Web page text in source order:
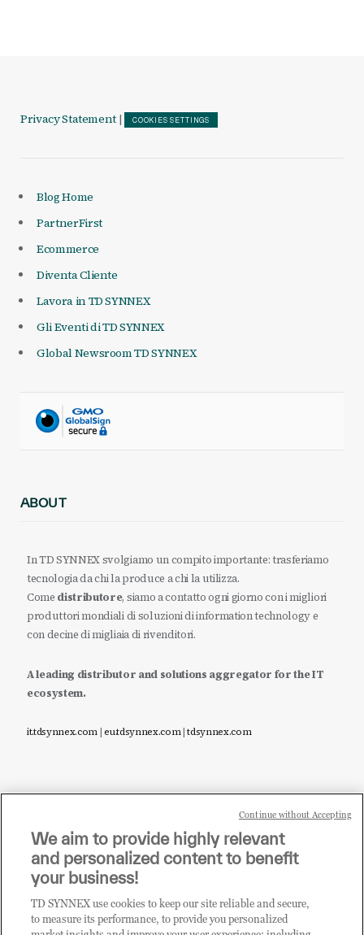
Privacy Statement | COOKIES SETTINGS
Blog Home
PartnerFirst
Ecommerce
Diventa Cliente
Lavora in TD SYNNEX
Gli Eventi di TD SYNNEX
Global Newsroom TD SYNNEX
ABOUT
In TD SYNNEX svolgiamo un compito importante: trasferiamo
tecnologia da chi la produce a chi la utilizza.
Come distributore, siamo a contatto ogni giorno con i migliori
produttori mondiali di soluzioni di information technology e
con decine di migliaia di rivenditori.
A leading distributor and solutions aggregator for the IT
ecosystem.
it.tdsynnex.com|eu.tdsynnex.com|tdsynnex.com
Sei un rivenditore di tecnologia e desideri acquistare
i prodotti o le soluzioni trattate sul blog?
CLICCA QUI E DIVENTA
CLIENTE TD SYNNEX
We aim to provide highly relevant
and personalized content to benefit
your business!
TD SYNNEX use cookies to keep our site reliable and secure,
to measure its performance, to provide you personalized
Continue without Accepting